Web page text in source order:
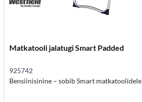
Matkatooli jalatugi Smart Padded
925742
Bensiinisinine – sobib Smart matkatoolidele